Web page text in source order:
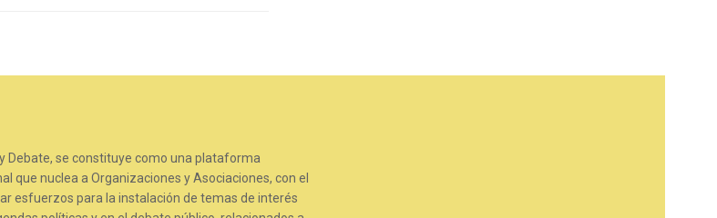
Debate, se constituye como una plataforma
que nuclea a Organizaciones y Asociaciones, con el
esfuerzos para la instalación de temas de interés